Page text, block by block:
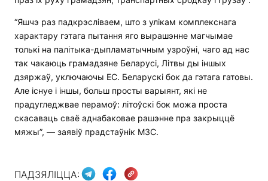
“Яшчэ раз падкрэсліваем, што з улікам комплекснага
характару гэтага пытання яго вырашэнне магчымае
толькі на палітыка-дыпламатычным узроўні, чаго ад нас
так чакаюць грамадзяне Беларусі, Літвы ды іншых
дзяржаў, уключаючы ЕС. Беларускі бок да гэтага гатовы.
Але існуе і іншы, больш просты варыянт, які не
прадугледжвае перамоў: літоўскі бок можа проста
скасаваць сваё аднабаковае рашэнне пра закрыццё
мяжы”, — заявіў прадстаўнік МЗС.
ПАДЗЯЛІЦЦА: